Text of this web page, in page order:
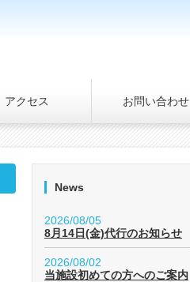
アクセス お問い合わせ
News
2026/08/05
8月14日(金)代行のお知らせ
2026/08/02
当施設初めての方へのご案内